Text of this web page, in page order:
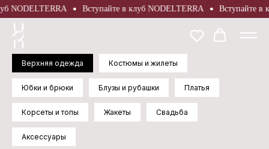
Вступайте в клуб NODELTERRA Вступайте в
Верхняя одежда Костюмы и жилеты
Юбки и брюки Блузы и рубашки Платья
Корсеты и топы Жакеты Свадьба
Аксессуары